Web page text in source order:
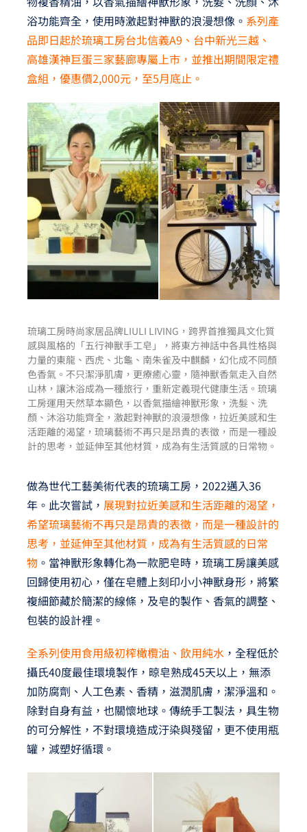
浴功能齊全，使用時激起對神獸的浪漫想像。 系列產
品即日起於琉璃工房台北信義A9、台中新光三越、
高雄漢神巨蛋三家藝廊專屬上市，並推出期間限定禮
盒組，優惠價2,000元，至5月底止。
琉璃工房時尚家居品牌LIULI LIVING，跨界首推獨具文化質
感與風格的「五行神獸手工皂」，將東方神話中各具性格與
力量的東龍、西虎、北龜、南朱雀及中麒麟，幻化成不同顏
色香氣。不只潔淨肌膚，更療癒心靈，隨神獸香氣走入自然
山林，讓沐浴成為一種旅行，重新定義現代健康生活。琉璃
工房運用天然草本顯色，以香氣描繪神獸形象，洗髮、洗
顏、沐浴功能齊全，激起對神獸的浪漫想像，拉近美感和生
活距離的渴望，琉璃藝術不再只是昂貴的表徵，而是一種設
計的思考，並延伸至其他材質，成為有生活質感的日常物。
做為世代工藝美術代表的琉璃工房，2022邁入36
年。此次嘗試， 展現對拉近美感和生活距離的渴望，
希望琉璃藝術不再只是昂貴的表徵，而是一種設計的
思考，並延伸至其他材質，成為有生活質感的日常
物。當神獸形象轉化為一款肥皂時，琉璃工房讓美感
回歸使用初心，僅在皂體上刻印小小神獸身形，將繁
複細節藏於簡潔的線條，及皂的製作、香氣的調整、
包裝的設計裡。
全系列使用食用級初榨橄欖油、飲用純水，全程低於
攝氏40度最佳環境製作，晾皂熟成45天以上，無添
加防腐劑、人工色素、香精，滋潤肌膚，潔淨溫和。
除對自身有益，也關懷地球。傳統手工製法，具生物
的可分解性，不對環境造成汙染與殘留，更不使用瓶
罐，減塑好循環。